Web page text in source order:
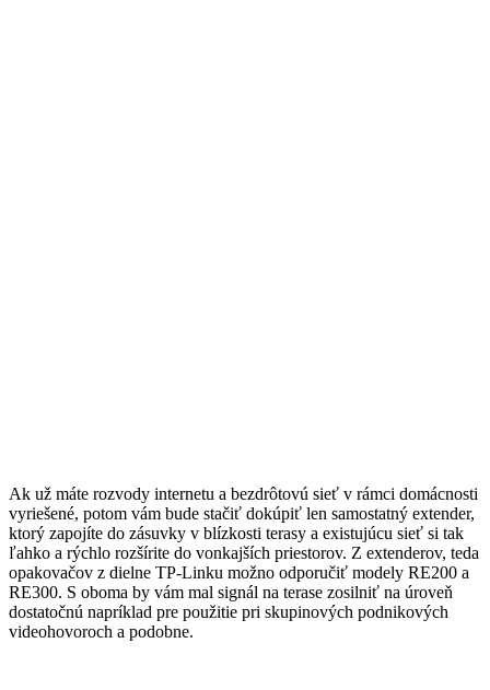
Ak už máte rozvody internetu a bezdrôtovú sieť v rámci domácnosti
vyriešené, potom vám bude stačiť dokúpiť len samostatný extender,
ktorý zapojíte do zásuvky v blízkosti terasy a existujúcu sieť si tak
ľahko a rýchlo rozšírite do vonkajších priestorov. Z extenderov, teda
opakovačov z dielne TP-Linku možno odporučiť modely RE200 a
RE300. S oboma by vám mal signál na terase zosilniť na úroveň
dostatočnú napríklad pre použitie pri skupinových podnikových
videohovoroch a podobne.